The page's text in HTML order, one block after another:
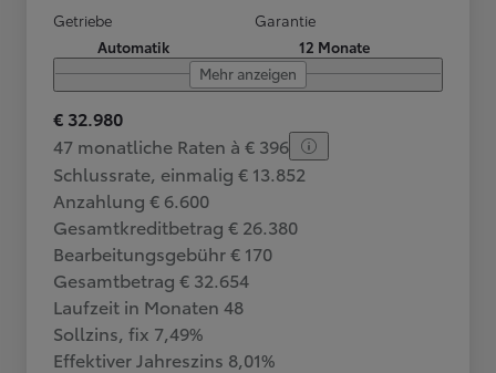
Getriebe
Automatik
Garantie
12 Monate
Mehr anzeigen
€ 32.980
47 monatliche Raten à € 396
Schlussrate, einmalig € 13.852
Anzahlung € 6.600
Gesamtkreditbetrag € 26.380
Bearbeitungsgebühr € 170
Gesamtbetrag € 32.654
Laufzeit in Monaten 48
Sollzins, fix 7,49%
Effektiver Jahreszins 8,01%